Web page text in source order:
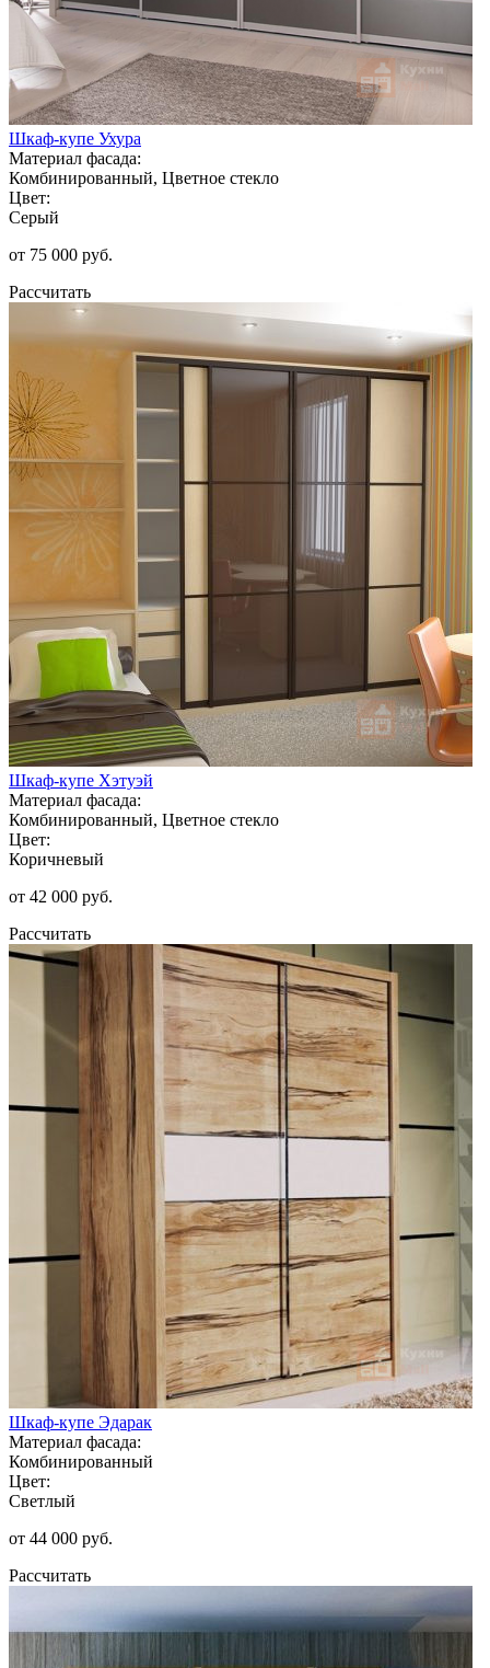
Шкаф-купе Ухура
Материал фасада:
Комбинированный, Цветное стекло
Цвет:
Серый
от 75 000 руб.
Рассчитать
Шкаф-купе Хэтуэй
Материал фасада:
Комбинированный, Цветное стекло
Цвет:
Коричневый
от 42 000 руб.
Рассчитать
Шкаф-купе Эдарак
Материал фасада:
Комбинированный
Цвет:
Светлый
от 44 000 руб.
Рассчитать